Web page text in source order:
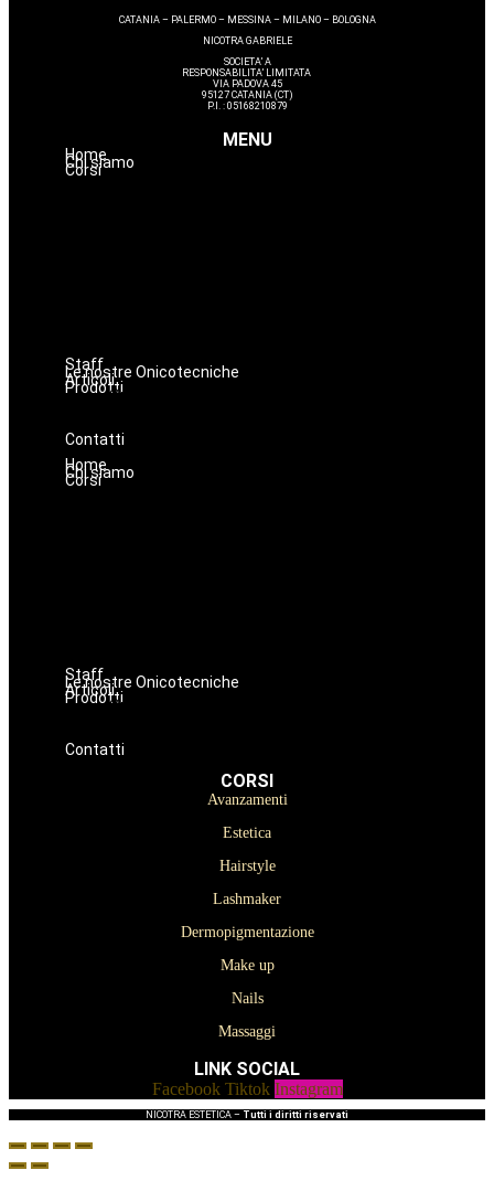
CATANIA – PALERMO – MESSINA – MILANO – BOLOGNA
NICOTRA GABRIELE
SOCIETA’ A
RESPONSABILITA’ LIMITATA
VIA PADOVA 45
95127 CATANIA (CT)
P.I. : 05168210879
MENU
Home
Chi siamo
Corsi
Staff
Le nostre Onicotecniche
Articoli
ProdottiOniconails
Prodotti per ricostruzione unghie
Contatti
Home
Chi siamo
Corsi
Staff
Le nostre Onicotecniche
Articoli
ProdottiOniconails
Prodotti per ricostruzione unghie
Contatti
CORSI
Avanzamenti
Estetica
Hairstyle
Lashmaker
Dermopigmentazione
Make up
Nails
Massaggi
LINK SOCIAL
Facebook Tiktok Instagram
NICOTRA ESTETICA – Tutti i diritti riservati